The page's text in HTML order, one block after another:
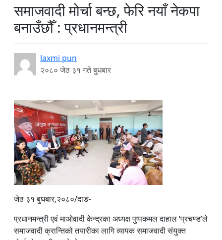
समाजवादी मोर्चा बन्छ, फेरि नयाँ नेकपा
बनाउँछौँ : प्रधानमन्त्री
laxmi pun
२०८० जेठ ३१ गते बुधबार
जेठ ३१ बुधबार,२०८०/दाङ-
प्रधानमन्त्री एवं माओवादी केन्द्रका अध्यक्ष पुष्पकमल दाहाल ‘प्रचण्ड’ले
समाजवादी क्रान्तिको तयारीका लागि व्यापक समाजवादी संयुक्त